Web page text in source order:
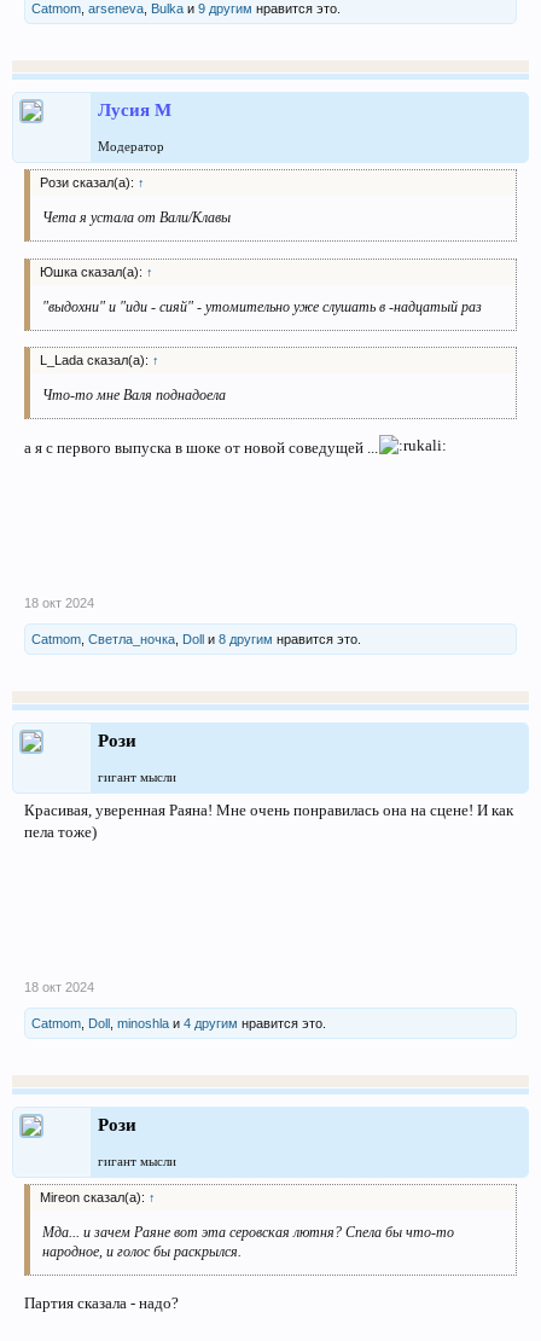
Catmom arseneva Bulka и 9 другим нравится это.
Лусия М
Модератор
Рози сказал(а): ↑
Чета я устала от Вали/Клавы
Юшка сказал(а): ↑
"выдохни" и "иди - сияй" - утомительно уже слушать в -надцатый раз
L_Lada сказал(а): ↑
Что-то мне Валя поднадоела
а я с первого выпуска в шоке от новой соведущей ...
18 окт 2024
Catmom Светла_ночка Doll и 8 другим нравится это.
Рози
гигант мысли
Красивая, уверенная Раяна! Мне очень понравилась она на сцене! И как
пела тоже)
18 окт 2024
Catmom Doll minoshla и 4 другим нравится это.
Рози
гигант мысли
Mireon сказал(а): ↑
Мда... и зачем Раяне вот эта серовская лютня? Спела бы что-то
народное, и голос бы раскрылся.
Партия сказала - надо?